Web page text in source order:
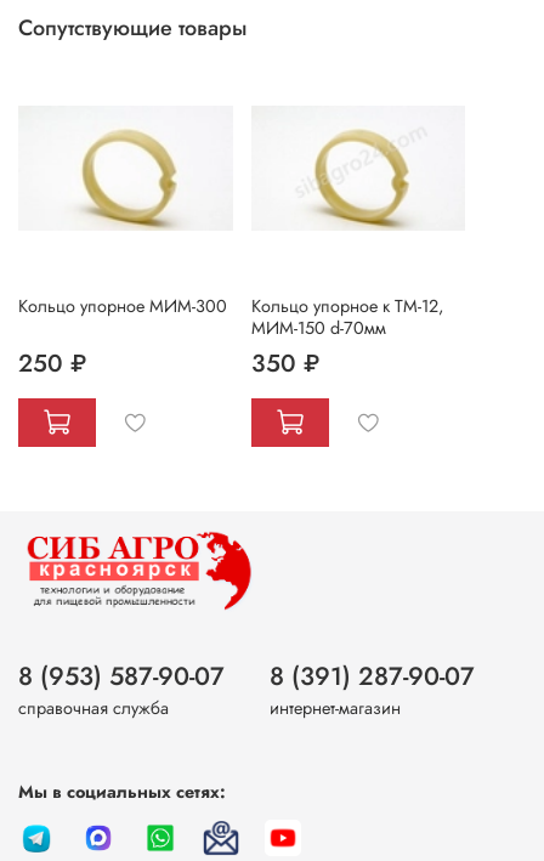
Сопутствующие товары
Кольцо упорное МИМ-300
250 ₽
Кольцо упорное к ТМ-12,
МИМ-150 d-70мм
350 ₽
8 (953) 587-90-07
справочная служба
8 (391) 287-90-07
интернет-магазин
Мы в социальных сетях: